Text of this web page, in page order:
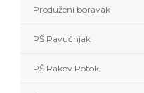
Produženi boravak
PŠ Pavučnjak
PŠ Rakov Potok